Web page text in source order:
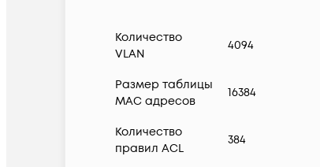
Количество
VLAN
4094
Размер таблицы
MAC адресов
16384
Количество
правил ACL
384